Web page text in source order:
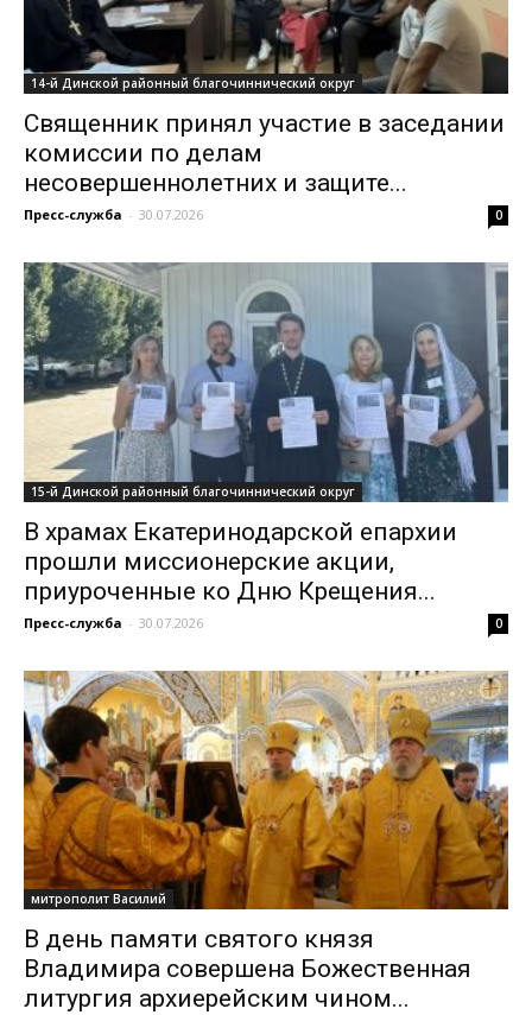
14-й Динской районный благочиннический округ
Священник принял участие в заседании
комиссии по делам
несовершеннолетних и защите...
Пресс-служба - 30.07.2026 0
15-й Динской районный благочиннический округ
В храмах Екатеринодарской епархии
прошли миссионерские акции,
приуроченные ко Дню Крещения...
Пресс-служба - 30.07.2026 0
митрополит Василий
В день памяти святого князя
Владимира совершена Божественная
литургия архиерейским чином...